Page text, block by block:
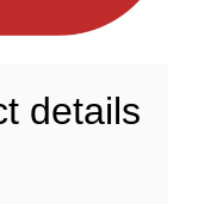
details